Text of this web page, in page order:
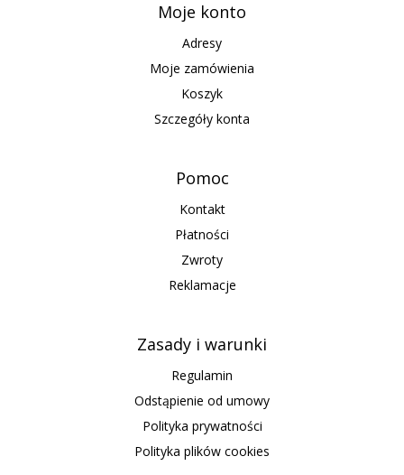
Moje konto
Adresy
Moje zamówienia
Koszyk
Szczegóły konta
Pomoc
Kontakt
Płatności
Zwroty
Reklamacje
Zasady i warunki
Regulamin
Odstąpienie od umowy
Polityka prywatności
Polityka plików cookies